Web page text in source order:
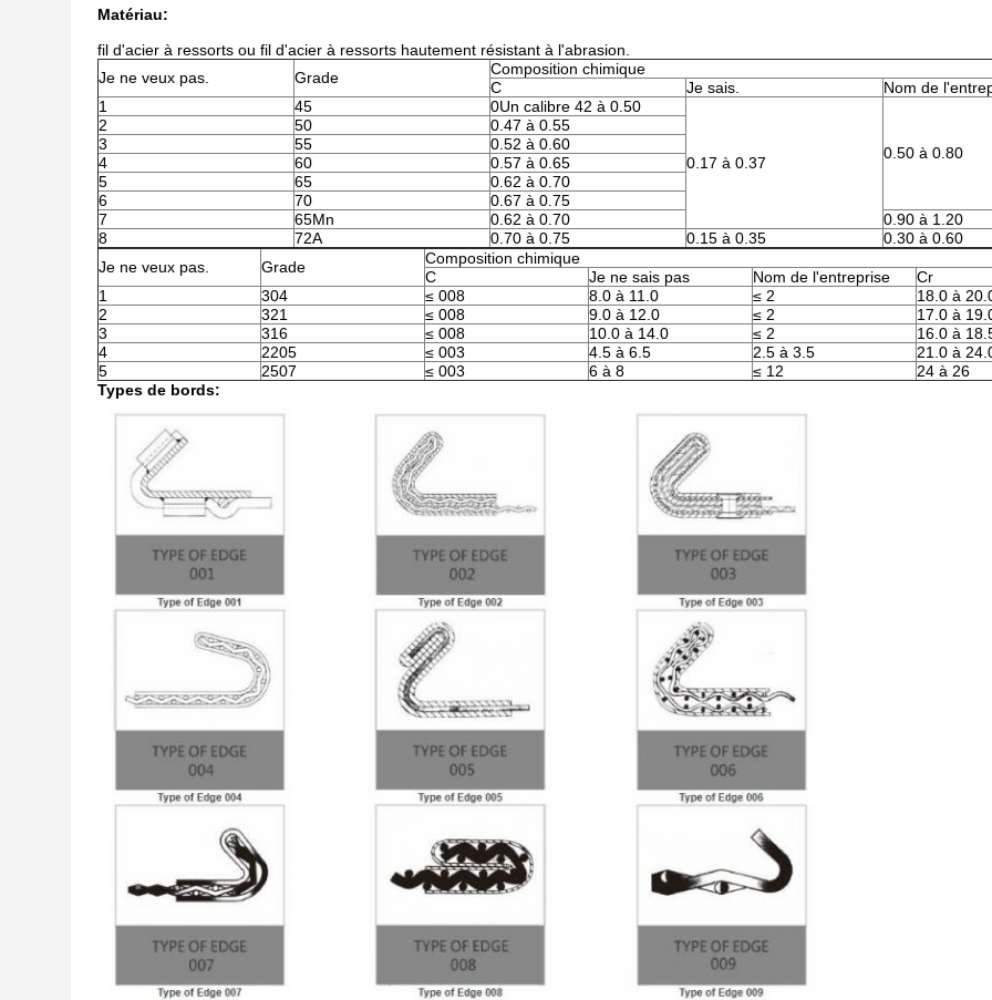
Matériau:
fil d'acier à ressorts ou fil d'acier à ressorts hautement résistant à l'abrasion.
Je ne veux pas.
Grade
Composition chimique
C
Je sais.
Nom de
1
45 0Un calibre 42 à 0.50
0.17 à 0.37
0.50 à 0.80
2 50
0.47 à 0.55
3
55
0.52 à 0.60
4
60
0.57 à 0.65
5
65
0.62 à 0.70
6
70
0.67 à 0.75
7
65Mn 0.62 à 0.70
0.90 à 1.20
8
72A 0.70 à 0.75 0.15 à 0.35
0.30 à 0.60
Je ne veux pas.
Grade
Composition chimique
C
Je ne sais pas Nom de l'entreprise
Cr
1
304 ≤ 008 8.0 à 11.0 ≤ 2
18.0 à
2
321 ≤ 008 9.0 à 12.0 ≤ 2
17.0 à
3
316 ≤ 008 10.0 à 14.0 ≤ 2
16.0 à
4
2205 ≤ 003 4.5 à 6.5 2.5 à 3.5
21.0 à
5
2507 ≤ 003 6 à 8 ≤ 12
24 à 26
Types de bords: